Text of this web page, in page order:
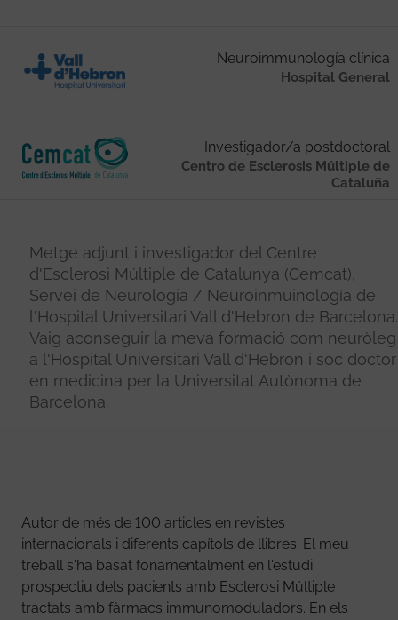
Neuroimmunología clínica
Hospital General
Investigador/a postdoctoral
Centro de Esclerosis Múltiple de
Cataluña
Metge adjunt i investigador del Centre
d'Esclerosi Múltiple de Catalunya (Cemcat),
Servei de Neurologia / Neuroinmuinología de
l'Hospital Universitari Vall d'Hebron de Barcelona.
Vaig aconseguir la meva formació com neuròleg
a l'Hospital Universitari Vall d'Hebron i soc doctor
en medicina per la Universitat Autònoma de
Barcelona.
Autor de més de 100 articles en revistes
internacionals i diferents capítols de llibres. El meu
treball s'ha basat fonamentalment en l'estudi
prospectiu dels pacients amb Esclerosi Múltiple
tractats amb fàrmacs immunomoduladors. En els